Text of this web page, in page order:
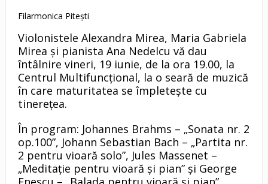
Filarmonica Pitești
Violonistele Alexandra Mirea, Maria Gabriela
Mirea și pianista Ana Nedelcu vă dau
întâlnire vineri, 19 iunie, de la ora 19.00, la
Centrul Multifuncțional, la o seară de muzică
în care maturitatea se împletește cu
tinerețea.
În program: Johannes Brahms – „Sonata nr. 2
op.100”, Johann Sebastian Bach – „Partita nr.
2 pentru vioară solo”, Jules Massenet –
„Meditație pentru vioară și pian” și George